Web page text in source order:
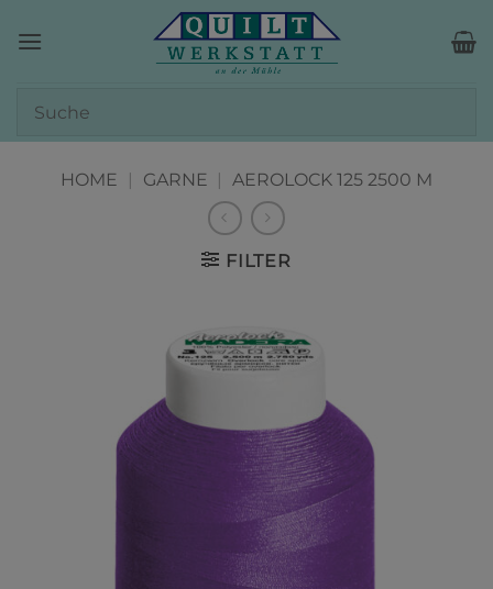
Inhalt
HOME | GARNE | AEROLOCK 125 2500 M
FILTER